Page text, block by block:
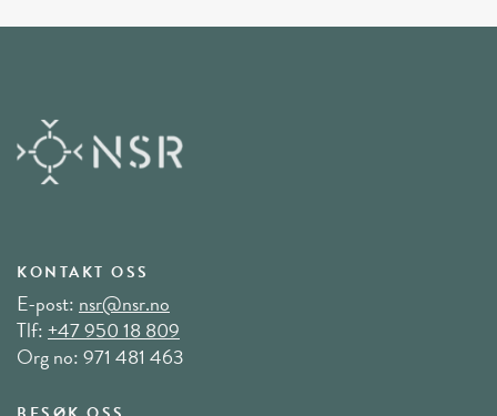
KONTAKT OSS
E-post:nsr@nsr.no
Tlf:+47 950 18 809
Org no: 971 481 463